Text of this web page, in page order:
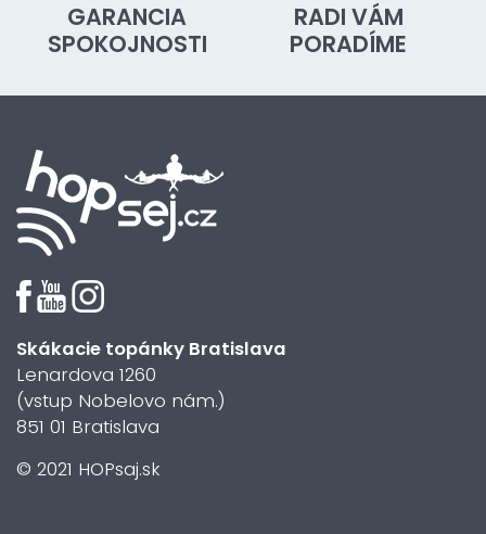
GARANCIA
SPOKOJNOSTI
RADI VÁM
PORADÍME
Skákacie topánky Bratislava
Lenardova 1260
(vstup Nobelovo nám.)
851 01 Bratislava
© 2021 HOPsaj.sk